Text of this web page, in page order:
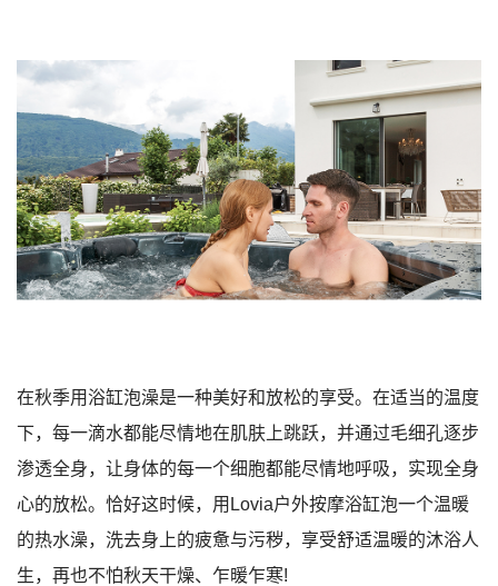
在秋季用浴缸泡澡是一种美好和放松的享受。在适当的温度
下，每一滴水都能尽情地在肌肤上跳跃，并通过毛细孔逐步
渗透全身，让身体的每一个细胞都能尽情地呼吸，实现全身
心的放松。恰好这时候，用Lovia户外按摩浴缸泡一个温暖
的热水澡，洗去身上的疲惫与污秽，享受舒适温暖的沐浴人
生，再也不怕秋天干燥、乍暖乍寒!